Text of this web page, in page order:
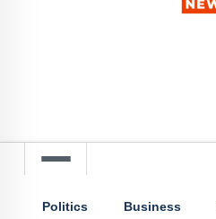
Politics Business